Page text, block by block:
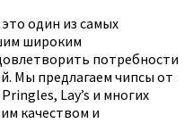
один из самых
широким
потребности
Мы предлагаем чипсы от
Lay’s и многих
качеством и